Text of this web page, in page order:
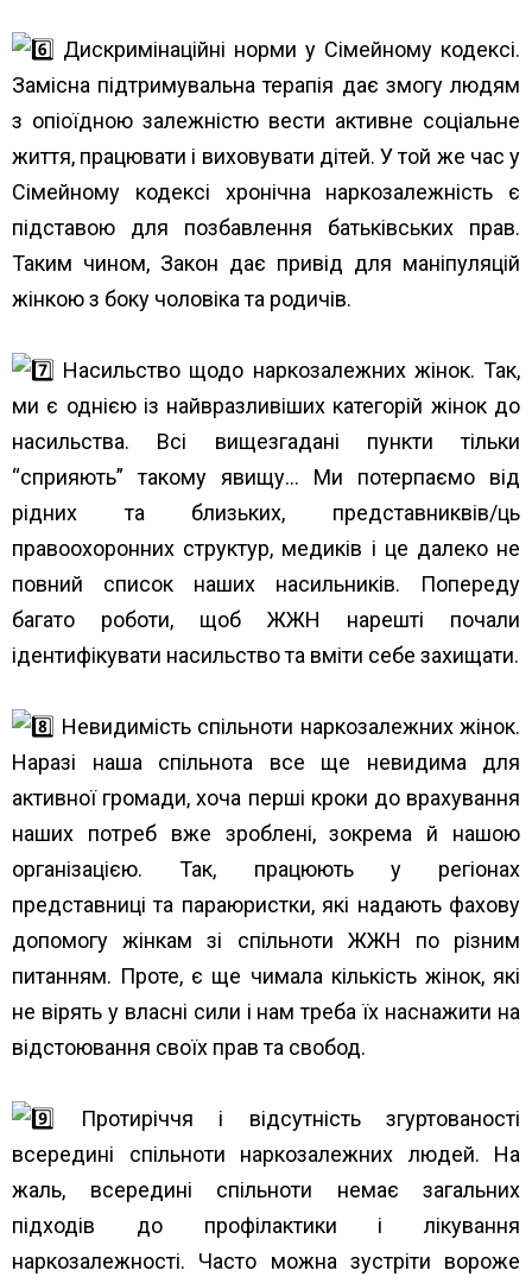
Дискримінаційні норми у Сімейному кодексі.
Замісна підтримувальна терапія дає змогу людям
з опіоїдною залежністю вести активне соціальне
життя, працювати і виховувати дітей. У той же час у
Сімейному кодексі хронічна наркозалежність є
підставою для позбавлення батьківських прав.
Таким чином, Закон дає привід для маніпуляцій
жінкою з боку чоловіка та родичів.
Насильство щодо наркозалежних жінок. Так,
ми є однією із найвразливіших категорій жінок до
насильства. Всі вищезгадані пункти тільки
“сприяють” такому явищу… Ми потерпаємо від
рідних та близьких, представниквів/ць
правоохоронних структур, медиків і це далеко не
повний список наших насильників. Попереду
багато роботи, щоб ЖЖН нарешті почали
ідентифікувати насильство та вміти себе захищати.
Невидимість спільноти наркозалежних жінок.
Наразі наша спільнота все ще невидима для
активної громади, хоча перші кроки до врахування
наших потреб вже зроблені, зокрема й нашою
організацією. Так, працюють у регіонах
представниці та параюристки, які надають фахову
допомогу жінкам зі спільноти ЖЖН по різним
питанням. Проте, є ще чимала кількість жінок, які
не вірять у власні сили і нам треба їх наснажити на
відстоювання своїх прав та свобод.
Протиріччя і відсутність згуртованості
всередині спільноти наркозалежних людей. На
жаль, всередині спільноти немає загальних
підходів до профілактики і лікування
наркозалежності. Часто можна зустріти вороже